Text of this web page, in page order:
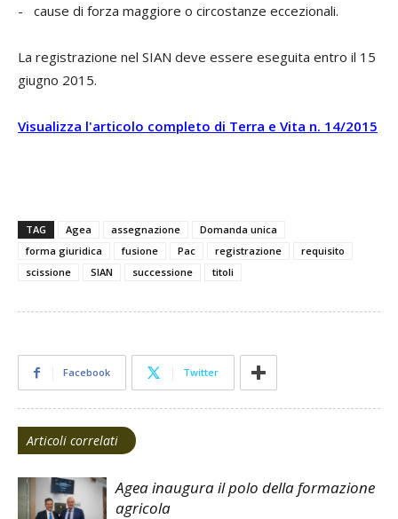
- cause di forza maggiore o circostanze eccezionali.
La registrazione nel SIAN deve essere eseguita entro il 15
giugno 2015.
Visualizza l'articolo completo di Terra e Vita n. 14/2015
TAG Agea assegnazione
Domanda unica
forma giuridica
fusione Pac registrazione
requisito
scissione
SIAN successione titoli
Facebook Twitter
Articoli correlati
Agea inaugura il polo della formazione
agricola